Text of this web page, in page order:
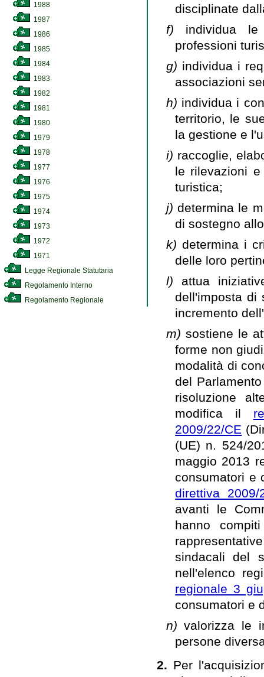
1988
1987
1986
1985
1984
1983
1982
1981
1980
1979
1978
1977
1976
1975
1974
1973
1972
1971
Legge Regionale Statutaria
Regolamento Interno
Regolamento Regionale
disciplinate
f) individua le
professioni
g) individua i
associazioni
h) individua i
territorio, le
la gestione e
i) raccoglie,
le rilevazioni
turistica;
j) determina le
di sostegno
k) determina i
delle loro
l) attua
dell'imposta di
incremento
m) sostiene le
forme non
modalità di
del
risoluzione
modifica il
2009/22/CE
(UE) n. 524/
maggio 2013
consumatori e
direttiva 2009/
avanti le
hanno
sindacali del
nell'elenco
regionale 3
consumatori e
n)valorizza le
persone
2. Per